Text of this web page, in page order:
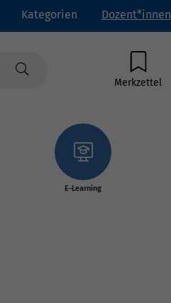
Kategorien Dozent*innen
Merkzettel
E-Learning